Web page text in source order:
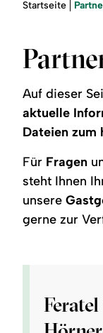
Region
Service
Sie
Startseite
Auf dieser
aktuelle
Dateien zum
Für Fragen
steht Ihnen
unsere
gerne zur